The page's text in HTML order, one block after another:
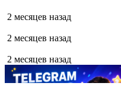
2 месяцев назад
2 месяцев назад
2 месяцев назад